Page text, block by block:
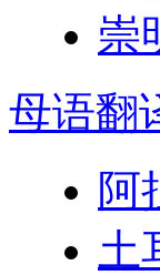
崇
母语翻
阿
土